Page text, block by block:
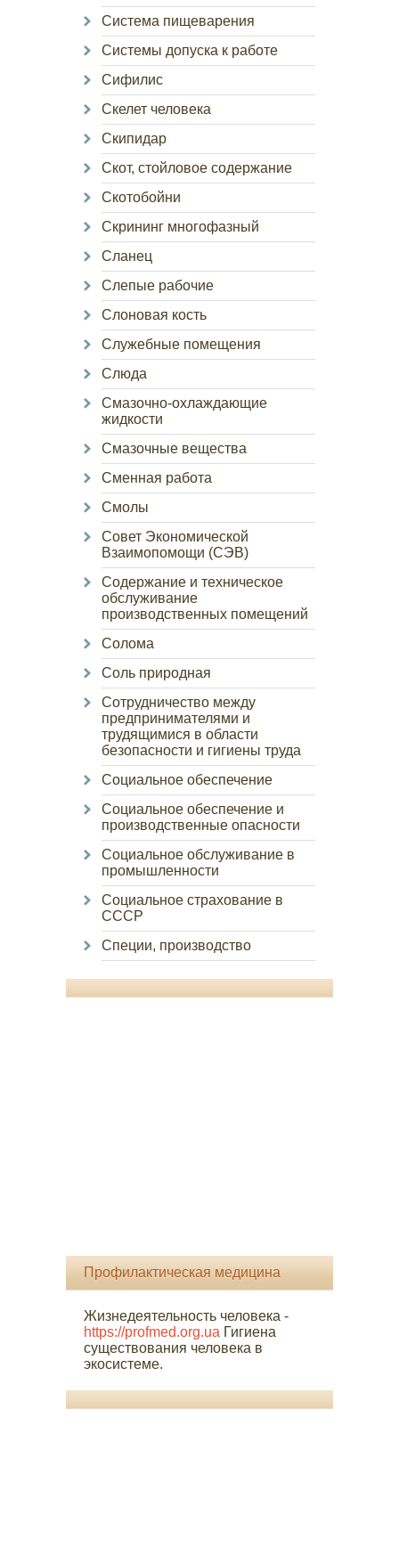
Система пищеварения
Системы допуска к работе
Сифилис
Скелет человека
Скипидар
Скот, стойловое содержание
Скотобойни
Скрининг многофазный
Сланец
Слепые рабочие
Слоновая кость
Служебные помещения
Слюда
Смазочно-охлаждающие
жидкости
Смазочные вещества
Сменная работа
Смолы
Совет Экономической
Взаимопомощи (СЭВ)
Содержание и техническое
обслуживание
производственных помещений
Солома
Соль природная
Сотрудничество между
предпринимателями и
трудящимися в области
безопасности и гигиены труда
Социальное обеспечение
Социальное обеспечение и
производственные опасности
Социальное обслуживание в
промышленности
Социальное страхование в
СССР
Специи, производство
Профилактическая медицина
Жизнедеятельность человека -
https://profmed.org.ua Гигиена
существования человека в
экосистеме.